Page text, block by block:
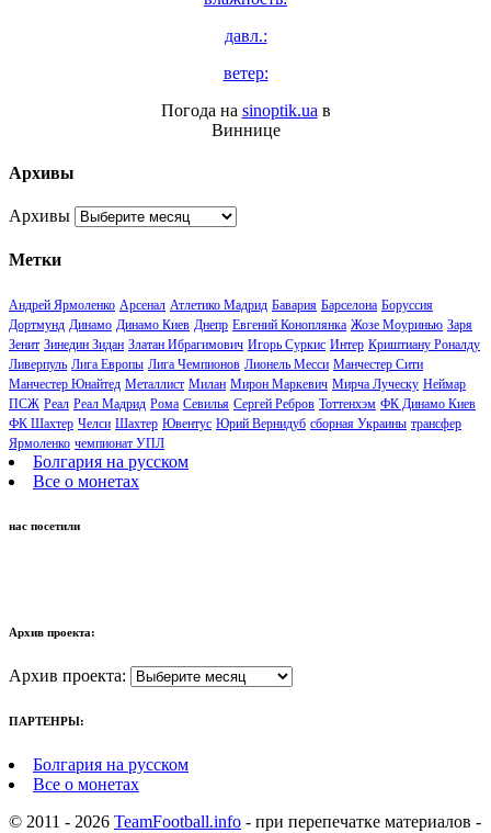
давл.:
ветер:
Погода на sinoptik.ua в
Виннице
Архивы
Архивы
Метки
Андрей Ярмоленко Арсенал Атлетико Мадрид Бавария Барселона Боруссия
Дортмунд Динамо Динамо Киев Днепр Евгений Коноплянка Жозе Моуринью Заря
Зенит Зинедин Зидан Златан Ибрагимович Игорь Суркис Интер Криштиану Роналду
Ливерпуль Лига Европы Лига Чемпионов Лионель Месси Манчестер Сити
Манчестер Юнайтед Металлист Милан Мирон Маркевич Мирча Луческу Неймар
ПСЖ Реал Реал Мадрид Рома Севилья Сергей Ребров Тоттенхэм ФК Динамо Киев
ФК Шахтер Челси Шахтер Ювентус Юрий Вернидуб сборная Украины трансфер
Ярмоленко чемпионат УПЛ
Болгария на русском
Все о монетах
нас посетили
Архив проекта:
Архив проекта:
ПАРТЕНРЫ:
Болгария на русском
Все о монетах
© 2011 - 2026 TeamFootball.info - при перепечатке материалов -